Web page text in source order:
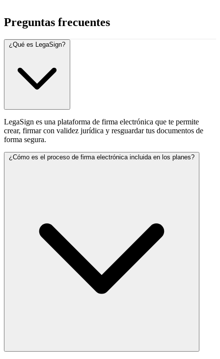
Norberto Leyva López
Gerente de Innovación en ConCrédito
Preguntas frecuentes
¿Qué es LegaSign?
LegaSign es una plataforma de firma electrónica que te permite
crear, firmar con validez jurídica y resguardar tus documentos de
forma segura.
¿Cómo es el proceso de firma electrónica incluida en los planes?